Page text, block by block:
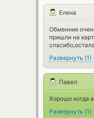
Елена
Обменник
пришли на
Развернуть (1)
Павел
Хорошо когда
Развернуть (1)